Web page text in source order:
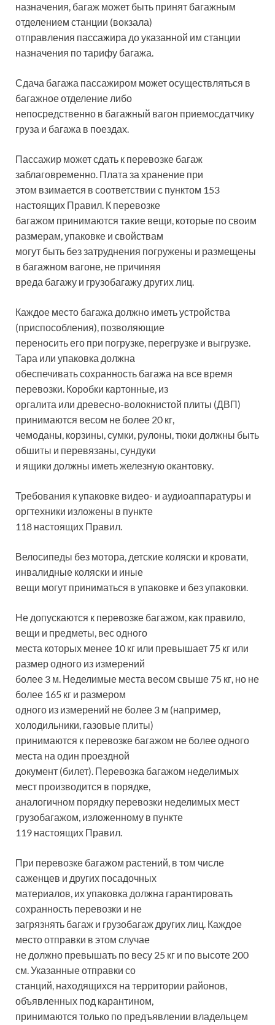
назначения, багаж может быть принят багажным
отделением станции (вокзала)
отправления пассажира до указанной им станции
назначения по тарифу багажа.
Сдача багажа пассажиром может осуществляться в
багажное отделение либо
непосредственно в багажный вагон приемосдатчику
груза и багажа в поездах.
Пассажир может сдать к перевозке багаж
заблаговременно. Плата за хранение при
этом взимается в соответствии с пунктом 153
настоящих Правил. К перевозке
багажом принимаются такие вещи, которые по своим
размерам, упаковке и свойствам
могут быть без затруднения погружены и размещены
в багажном вагоне, не причиняя
вреда багажу и грузобагажу других лиц.
Каждое место багажа должно иметь устройства
(приспособления), позволяющие
переносить его при погрузке, перегрузке и выгрузке.
Тара или упаковка должна
обеспечивать сохранность багажа на все время
перевозки. Коробки картонные, из
оргалита или древесно-волокнистой плиты (ДВП)
принимаются весом не более 20 кг,
чемоданы, корзины, сумки, рулоны, тюки должны быть
обшиты и перевязаны, сундуки
и ящики должны иметь железную окантовку.
Требования к упаковке видео- и аудиоаппаратуры и
оргтехники изложены в пункте
118 настоящих Правил.
Велосипеды без мотора, детские коляски и кровати,
инвалидные коляски и иные
вещи могут приниматься в упаковке и без упаковки.
Не допускаются к перевозке багажом, как правило,
вещи и предметы, вес одного
места которых менее 10 кг или превышает 75 кг или
размер одного из измерений
более 3 м. Неделимые места весом свыше 75 кг, но не
более 165 кг и размером
одного из измерений не более 3 м (например,
холодильники, газовые плиты)
принимаются к перевозке багажом не более одного
места на один проездной
документ (билет). Перевозка багажом неделимых
мест производится в порядке,
аналогичном порядку перевозки неделимых мест
грузобагажом, изложенному в пункте
119 настоящих Правил.
При перевозке багажом растений, в том числе
саженцев и других посадочных
материалов, их упаковка должна гарантировать
сохранность перевозки и не
загрязнять багаж и грузобагаж других лиц. Каждое
место отправки в этом случае
не должно превышать по весу 25 кг и по высоте 200
см. Указанные отправки со
станций, находящихся на территории районов,
объявленных под карантином,
принимаются только по предъявлении владельцем